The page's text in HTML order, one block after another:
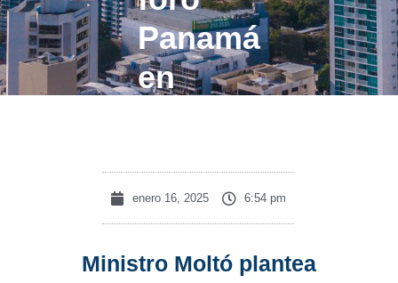
Panamá
en
enero 16, 2025 6:54 pm
Ministro Moltó plantea